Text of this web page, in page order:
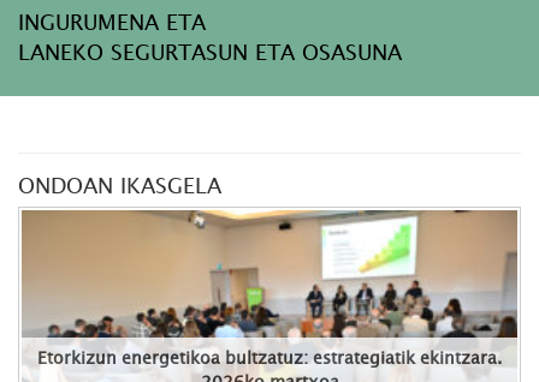
INGURUMENA ETA
LANEKO SEGURTASUN ETA OSASUNA
ONDOAN IKASGELA
Etorkizun energetikoa bultzatuz: estrategiatik ekintzara.